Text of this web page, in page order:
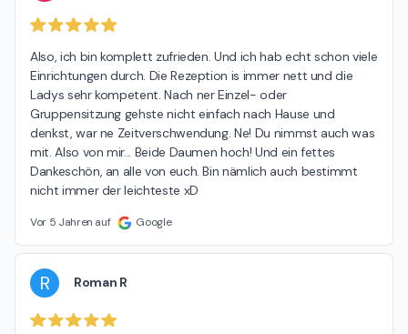
Also, ich bin komplett zufrieden. Und ich hab echt schon viele
Einrichtungen durch. Die Rezeption is immer nett und die
Ladys sehr kompetent. Nach ner Einzel- oder
Gruppensitzung gehste nicht einfach nach Hause und
denkst, war ne Zeitverschwendung. Ne! Du nimmst auch was
mit. Also von mir... Beide Daumen hoch! Und ein fettes
Dankeschön, an alle von euch. Bin nämlich auch bestimmt
nicht immer der leichteste xD
Vor 5 Jahren auf Google
R Roman R